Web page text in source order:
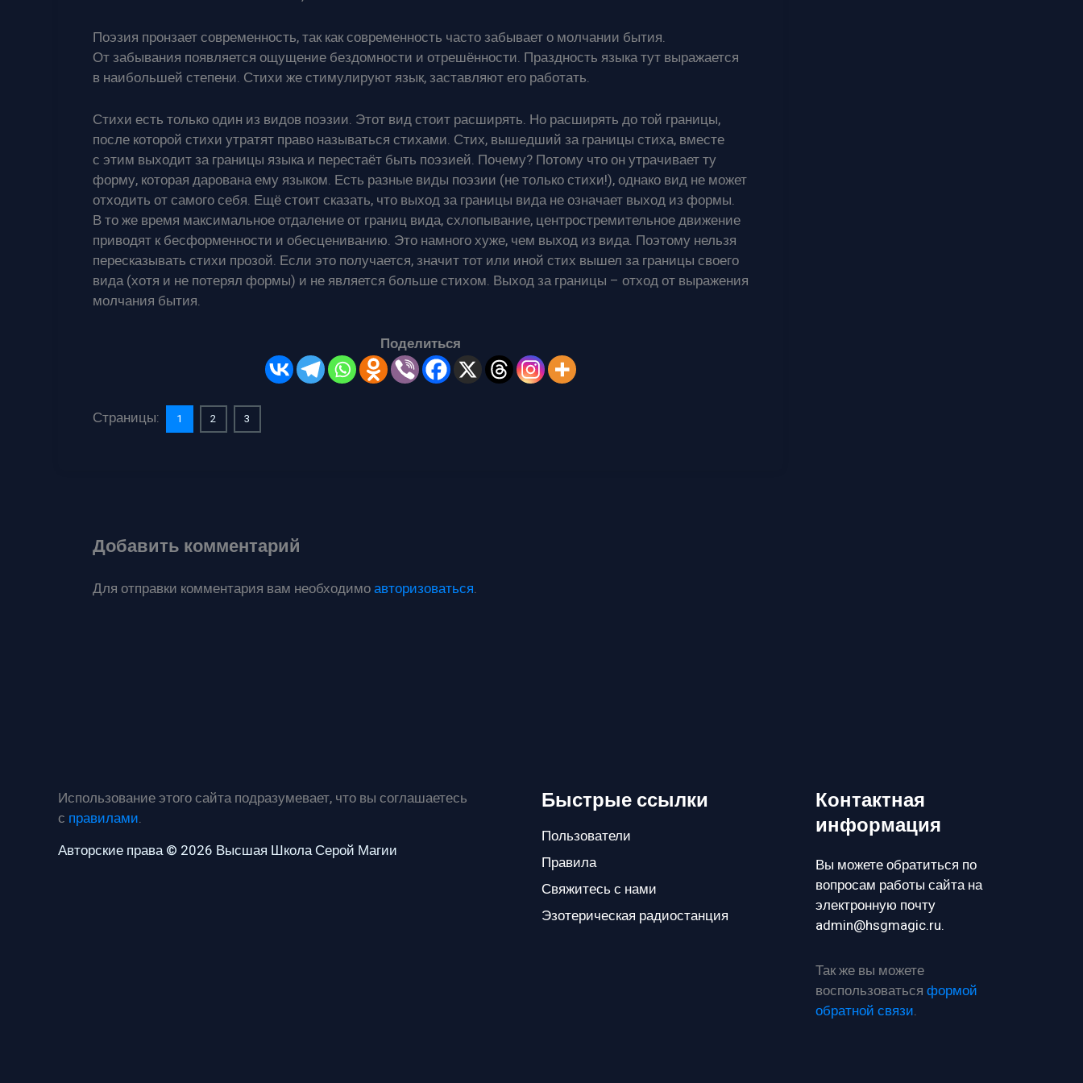
Поэзия пронзает современность, так как современность часто забывает о молчании бытия.
От забывания появляется ощущение бездомности и отрешённости. Праздность языка тут выражается
в наибольшей степени. Стихи же стимулируют язык, заставляют его работать.
Стихи есть только один из видов поэзии. Этот вид стоит расширять. Но расширять до той границы,
после которой стихи утратят право называться стихами. Стих, вышедший за границы стиха, вместе
с этим выходит за границы языка и перестаёт быть поэзией. Почему? Потому что он утрачивает ту
форму, которая дарована ему языком. Есть разные виды поэзии (не только стихи!), однако вид не может
отходить от самого себя. Ещё стоит сказать, что выход за границы вида не означает выход из формы.
В то же время максимальное отдаление от границ вида, схлопывание, центростремительное движение
приводят к бесформенности и обесцениванию. Это намного хуже, чем выход из вида. Поэтому нельзя
пересказывать стихи прозой. Если это получается, значит тот или иной стих вышел за границы своего
вида (хотя и не потерял формы) и не является больше стихом. Выход за границы – отход от выражения
молчания бытия.
Поделиться
Страницы: 1 2 3
Добавить комментарий
Для отправки комментария вам необходимоавторизоваться.
Использование этого сайта подразумевает, что вы соглашаетесь
с правилами.
Авторские права © 2026 Высшая Школа Серой Магии
Быстрые ссылки
Пользователи
Правила
Свяжитесь с нами
Эзотерическая радиостанция
Контактная
информация
Вы можете обратиться по
вопросам работы сайта на
электронную почту
admin@hsgmagic.ru.
Так же вы можете
воспользоваться формой
обратной связи.